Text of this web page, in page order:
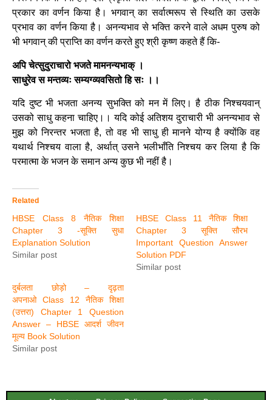
प्रकार का वर्णन किया है। भगवान् का सर्वात्मरूप से स्थिति का उसके
प्रभाव का वर्णन किया है। अनन्यभाव से भक्ति करने वाले अधम पुरुष को
भी भगवान् की प्राप्ति का वर्णन करते हुए श्री कृष्ण कहते हैं कि-
अपि चेत्सुदुराचारो भजते मामनन्यभाक् ।
साधुरेव स मन्तव्यः सम्यग्व्यवसितो हि सः ।।
यदि दुष्ट भी भजता अनन्य सुभक्ति को मन में लिए। है ठीक निश्चयवान्
उसको साधु कहना चाहिए।। यदि कोई अतिशय दुराचारी भी अनन्यभाव से
मुझ को निरन्तर भजता है, तो वह भी साधु ही मानने योग्य है क्योंकि वह
यथार्थ निश्चय वाला है, अर्थात् उसने भलीभाँति निश्चय कर लिया है कि
परमात्मा के भजन के समान अन्य कुछ भी नहीं है।
Related
HBSE Class 8 नैतिक शिक्षा
Chapter 3 -सूक्ति सुधा
Explanation Solution
Similar post
HBSE Class 11 नैतिक शिक्षा
Chapter 3 सूक्ति सौरभ
Important Question Answer
Solution PDF
Similar post
दुर्बलता छोड़ो – दृढ़ता
अपनाओ Class 12 नैतिक शिक्षा
(उत्तरा) Chapter 1 Question
Answer – HBSE आदर्श जीवन
मूल्य Book Solution
Similar post